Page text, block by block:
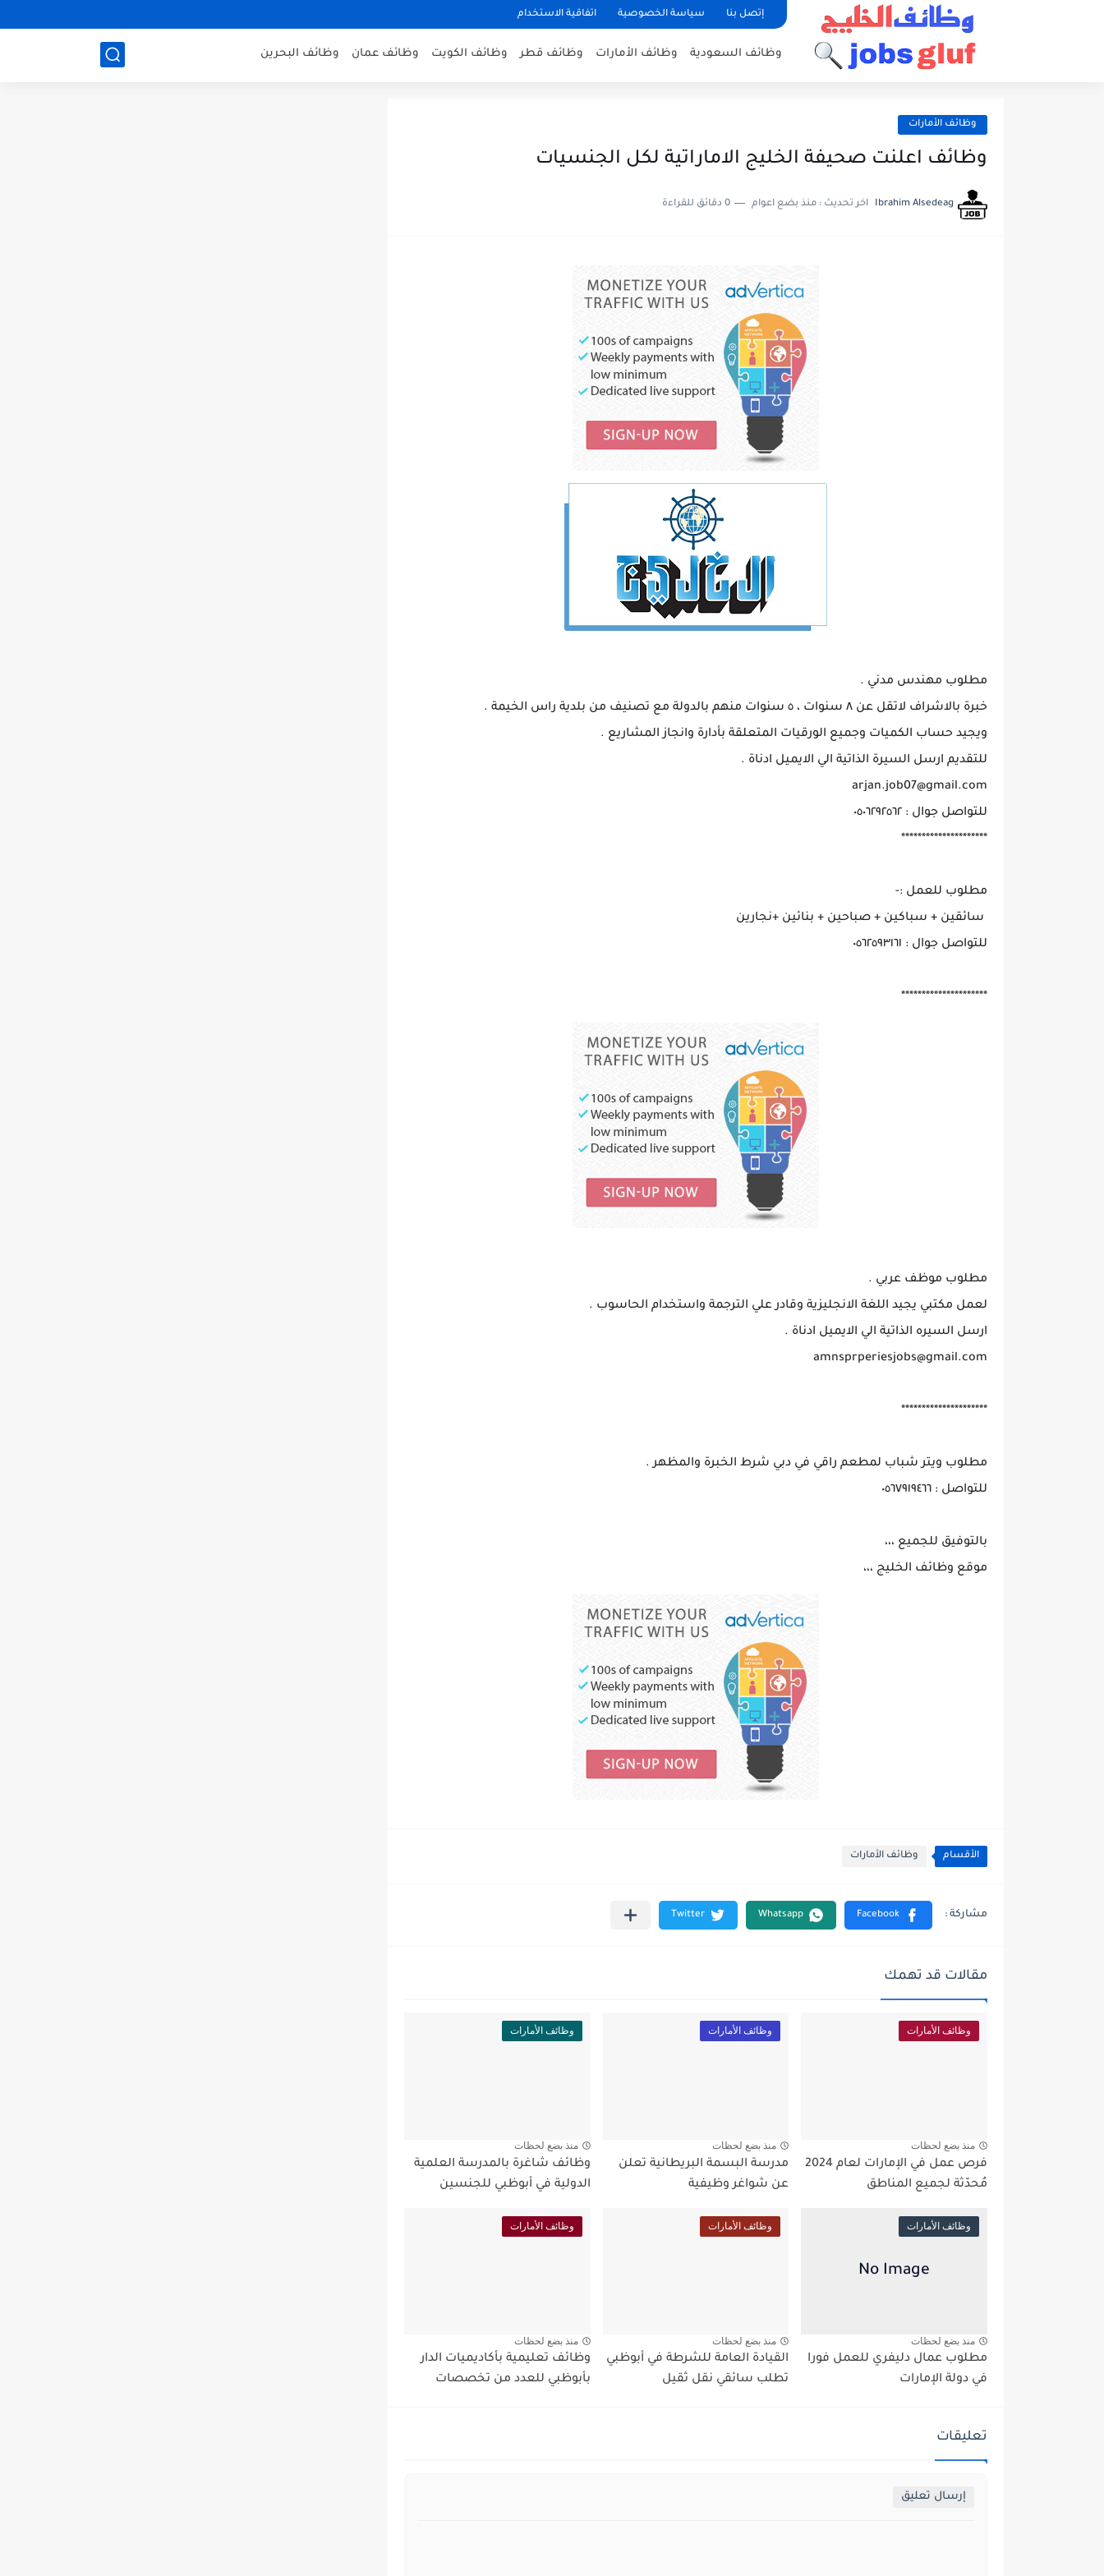
إتصل بنا سياسة الخصوصية اتفاقية الاستخدام
وظائف السعودية وظائف الأمارات وظائف قطر وظائف الكويت وظائف عمان وظائف البحرين
وظائف الأمارات
وظائف اعلنت صحيفة الخليج الاماراتية لكل الجنسيات
Ibrahim Alsedeag اخر تحديث : منذ بضع اعوام 0 دقائق للقراءة
مطلوب مهندس مدني .
خبرة بالاشراف لاتقل عن ٨ سنوات ، ٥ سنوات منهم بالدولة مع تصنيف من بلدية راس الخيمة .
ويجيد حساب الكميات وجميع الورقيات المتعلقة بأدارة وانجاز المشاريع .
للتقديم ارسل السيرة الذاتية الي الايميل ادناة .
arjan.job07@gmail.com
للتواصل جوال : ٠٥٠٦٢٩٢٥٦٢
*********************
مطلوب للعمل :-
سائقين + سباكين + صباحين + بنائين +نجارين
للتواصل جوال : ٠٥٦٢٥٩٣١٦١
*********************
مطلوب موظف عربي .
لعمل مكتبي يجيد اللغة الانجليزية وقادر علي الترجمة واستخدام الحاسوب .
ارسل السيره الذاتية الي الايميل ادناة .
amnsprperiesjobs@gmail.com
*********************
مطلوب ويتر شباب لمطعم راقي في دبي شرط الخبرة والمظهر .
للتواصل : ٠٥٦٧٩١٩٤٦٦
بالتوفيق للجميع ،،،
موقع وظائف الخليج ،،،
الأقسام وظائف الأمارات
مقالات قد تهمك
وظائف الأمارات
منذ بضع لحظات
فرص عمل في الإمارات لعام 2024
مُحدّثة لجميع المناطق
وظائف الأمارات
منذ بضع لحظات
مدرسة البسمة البريطانية تعلن
عن شواغر وظيفية
وظائف الأمارات
منذ بضع لحظات
وظائف شاغرة بالمدرسة العلمية
الدولية في أبوظبي للجنسين
وظائف الأمارات
منذ بضع لحظات
مطلوب عمال دليفري للعمل فورا
في دولة الإمارات
وظائف الأمارات
منذ بضع لحظات
القيادة العامة للشرطة في أبوظبي
تطلب سائقي نقل ثقيل
وظائف الأمارات
منذ بضع لحظات
وظائف تعليمية بأكاديميات الدار
بأبوظبي للعدد من تخصصات
تعليقات
إرسال تعليق